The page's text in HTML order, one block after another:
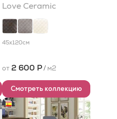
Love Ceramic
45x120см
от 2 600 Р/ м2
Смотреть коллекцию